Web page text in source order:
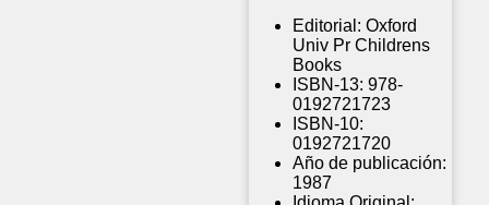
Editorial: Oxford
Univ Pr Childrens
Books
ISBN-13: 978-
0192721723
ISBN-10:
0192721720
Año de publicación:
1987